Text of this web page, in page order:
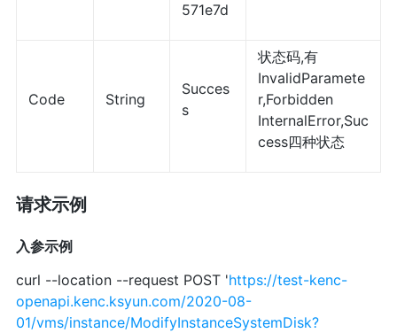
571e7d
Code String
Succes
s
状态码,有
InvalidParamete
r,Forbidden
InternalError,Suc
cess四种状态
请求示例
入参示例
curl --location --request POST 'https://test-kenc-
openapi.kenc.ksyun.com/2020-08-
01/vms/instance/ModifyInstanceSystemDisk?